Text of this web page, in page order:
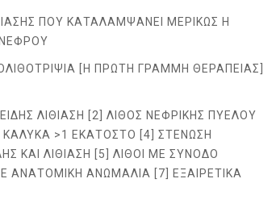
ΠΟΥ ΚΑΤΑΛΑΜΨΑΝΕΙ ΜΕΡΙΚΩΣ Η
[Η ΠΡΩΤΗ ΓΡΑΜΜΗ ΘΕΡΑΠΕΙΑΣ]
ΛΙΘΙΑΣΗ [2] ΛΙΘΟΣ ΝΕΦΡΙΚΗΣ ΠΥΕΛΟΥ
>1 ΕΚΑΤΟΣΤΟ [4] ΣΤΕΝΩΣΗ
ΚΑΙ ΛΙΘΙΑΣΗ [5] ΛΙΘΟΙ ΜΕ ΣΥΝΟΔΟ
ΑΝΩΜΑΛΙΑ [7] ΕΞΑΙΡΕΤΙΚΑ